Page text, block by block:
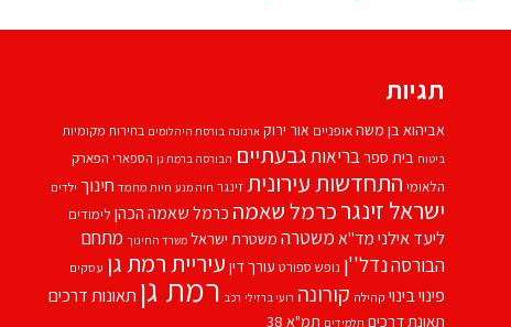
תגיות
אביהוא בן משהאופניים אור ירוק ארנונה בורסת היהלומים בחירות מקומיות
ביטוח בית ספרבריאותגבעתיים הבורסה ברמת גן הספארי הפארק
הלאומי התחדשות עירוניתזינגר חיה מנע חיות מחמד חינוך ילדים
ישראל זינגרכרמל שאמה כרמל שאמה הכהן לימודים
ליעד אילנימד''אמשטרה משטרת ישראל משרד החינוך מתחם
הבורסהנדל''ן נופש ספורט עורך דין עיריית רמת גן עסקים
פינוי בינוי קהילה קורונה רועי ברזילי רכב רמת גן תאונות דרכים
תאונת דרכים תלמידים תמ"א 38